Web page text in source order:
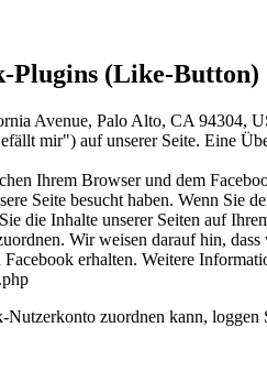
Plugins (Like-Button)
Avenue, Palo Alto, CA 94304,
mir") auf unserer Seite. Eine
Ihrem Browser und dem
Seite besucht haben. Wenn Sie
die Inhalte unserer Seiten auf
Wir weisen darauf hin,
erhalten. Weitere
Nutzerkonto zuordnen kann, loggen